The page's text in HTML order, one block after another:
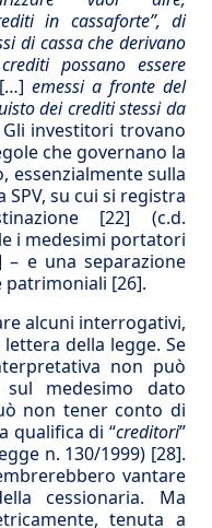
in cassaforte”, di
di cassa che derivano
possano essere
[…] emessi a fronte del
dei crediti stessi da
Gli investitori trovano
che governano la
essenzialmente sulla
su cui si registra
[22] (c.d.
i medesimi portatori
– e una separazione
patrimoniali [26].
alcuni interrogativi,
della legge. Se
non può
sul medesimo dato
non tener conto di
qualifica di “creditori”
n. 130/1999) [28].
vantare
cessionaria. Ma
tenuta a